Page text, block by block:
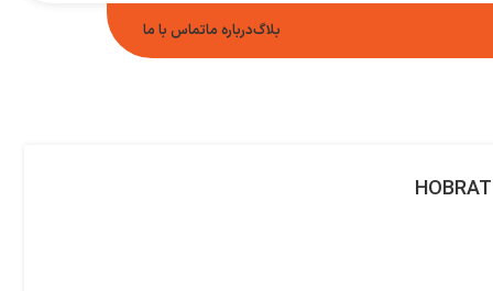
بلاگدرباره ماتماس با ما